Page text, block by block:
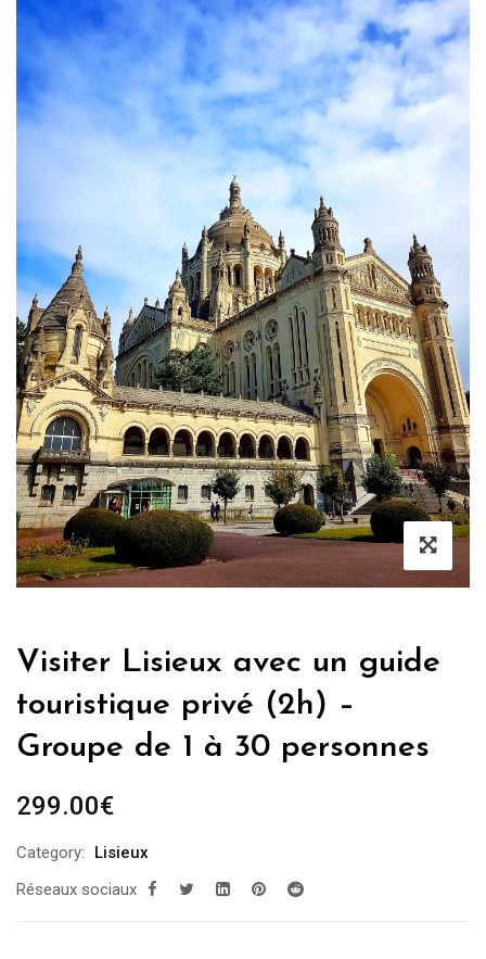
Visiter Lisieux avec un guide
touristique privé (2h) –
Groupe de 1 à 30 personnes
299.00€
Category:
Lisieux
Réseaux sociaux